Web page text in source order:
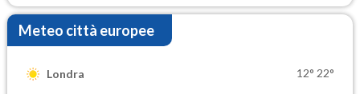
Meteo città europee
Londra 12° 22°